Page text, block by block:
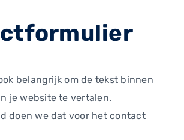
belangrijk om de tekst binnen
je website te vertalen.
doen we dat voor het contact